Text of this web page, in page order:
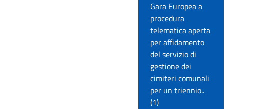
Gara Europea a
procedura
telematica aperta
per affidamento
del servizio di
gestione dei
cimiteri comunali
per un triennio..
(1)